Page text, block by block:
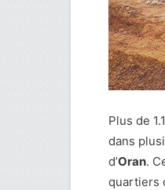
Plus de
dans
d’Oran.
quartiers